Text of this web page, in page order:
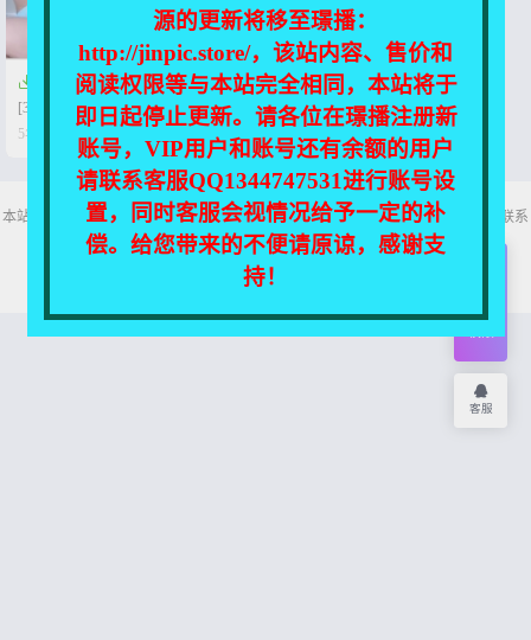

AfreecaTV BJ??? 直播热舞视频
[32V/2.71G]
5年前
 0  61
本站所有资源均收集自互联网，仅供个人欣赏交流，如不慎侵犯了您的权益，请联系
我们，我们将尽快处理！
Copyright © 2026 舞主播
源的更新将移至璟播：
http://jinpic.store/，该站内容、售价和
阅读权限等与本站完全相同，本站将于
即日起停止更新。请各位在璟播注册新
账号，VIP用户和账号还有余额的用户
请联系客服QQ1344747531进行账号设
置，同时客服会视情况给予一定的补
偿。给您带来的不便请原谅，感谢支
持！
会员
客服